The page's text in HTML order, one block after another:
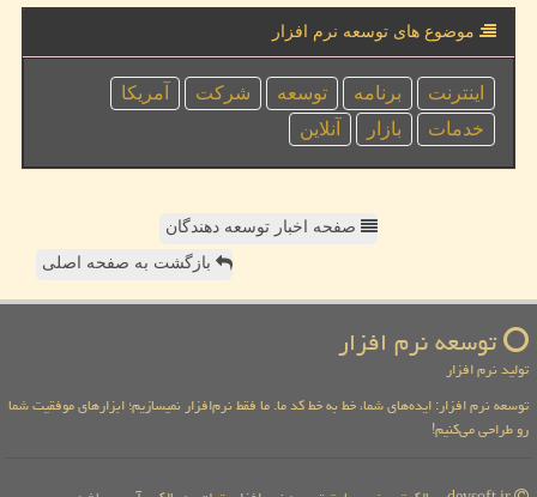
موضوع های توسعه نرم افزار
اینترنت برنامه توسعه شركت
آمریكا
خدمات
بازار آنلاین
صفحه اخبار توسعه دهندگان
بازگشت به صفحه اصلی
توسعه نرم افزار
تولید نرم افزار
توسعه نرم افزار: ایده‌های شما، خط به خط کد ما. ما فقط نرم‌افزار نمیسازیم؛ ابزارهای موفقیت شما
رو طراحی می‌کنیم!